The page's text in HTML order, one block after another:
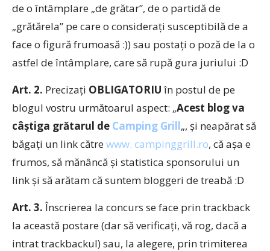
de o întâmplare „de grătar”, de o partidă de
„grătărela” pe care o consideraţi susceptibilă de a
face o figură frumoasă :)) sau postaţi o poză de la o
astfel de întâmplare, care să rupă gura juriului :D
Art. 2. Precizaţi OBLIGATORIU în postul de pe
blogul vostru următoarul aspect: „Acest blog va
câştiga grătarul de Camping Grill„, şi neapărat să
băgaţi un link către www. campinggrill.ro, că aşa e
frumos, să mănâncă şi statistica sponsorului un
link şi să arătam că suntem bloggeri de treabă :D
Art. 3.Înscrierea la concurs se face prin trackback
la această postare (dar să verificaţi, vă rog, dacă a
intrat trackbackul) sau, la alegere, prin trimiterea